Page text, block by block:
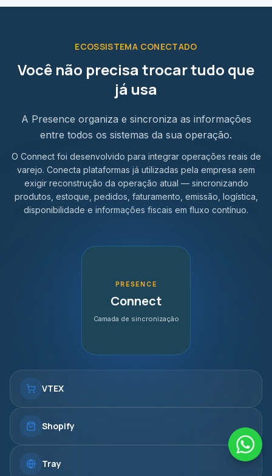
ECOSSISTEMA CONECTADO
Você não precisa trocar tudo que
já usa
A Presence organiza e sincroniza as informações
entre todos os sistemas da sua operação.
O Connect foi desenvolvido para integrar operações reais de
varejo. Conecta plataformas já utilizadas pela empresa sem
exigir reconstrução da operação atual — sincronizando
produtos, estoque, pedidos, faturamento, emissão, logística,
disponibilidade e informações fiscais em fluxo contínuo.
VTEX
Shopify
Tray
PRESENCE
Connect
Camada de sincronização